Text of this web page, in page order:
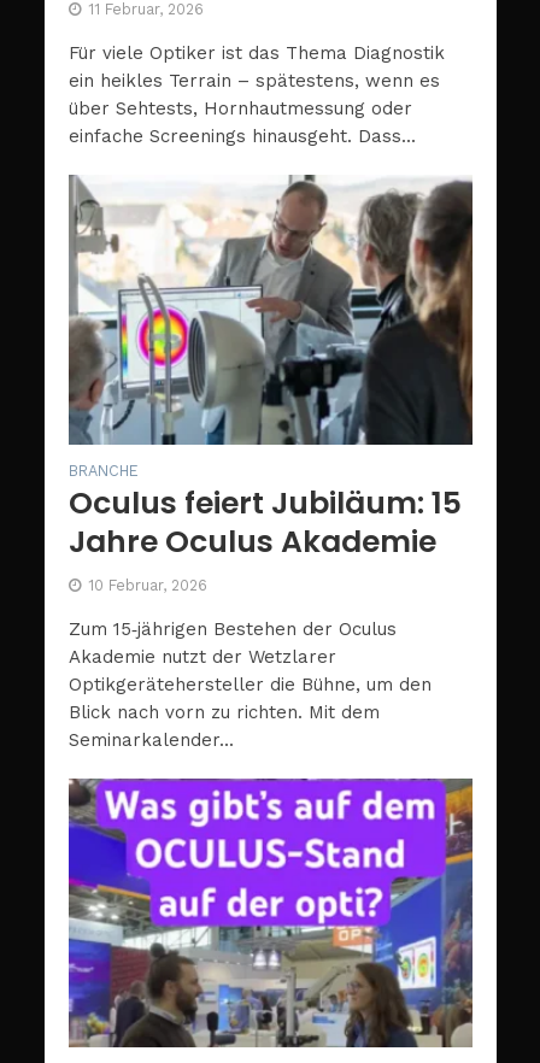
11 Februar, 2026
Für viele Optiker ist das Thema Diagnostik
ein heikles Terrain – spätestens, wenn es
über Sehtests, Hornhautmessung oder
einfache Screenings hinausgeht. Dass...
BRANCHE
Oculus feiert Jubiläum: 15
Jahre Oculus Akademie
10 Februar, 2026
Zum 15‑jährigen Bestehen der Oculus
Akademie nutzt der Wetzlarer
Optikgerätehersteller die Bühne, um den
Blick nach vorn zu richten. Mit dem
Seminarkalender...